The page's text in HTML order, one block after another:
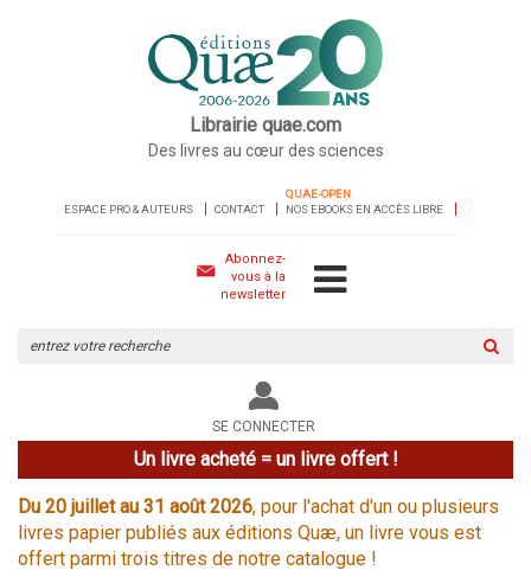
Librairie quae.com
Des livres au cœur des sciences
ESPACE PRO & AUTEURS CONTACT
QUAE-OPEN
NOS EBOOKS EN ACCÈS LIBRE
Abonnez-
vous à la
newsletter
le
site
SE CONNECTER
Un livre acheté = un livre offert !
Du 20 juillet au 31 août 2026, pour l'achat d'un ou plusieurs
livres papier publiés aux éditions Quæ, un livre vous est
offert parmi trois titres de notre catalogue !